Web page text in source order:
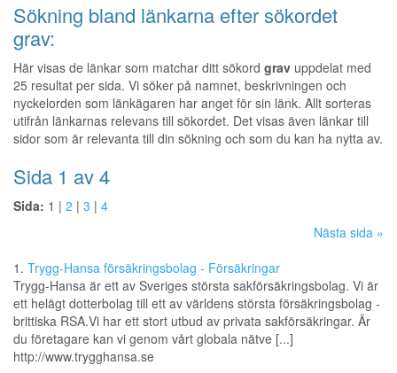
Sökning bland länkarna efter sökordet
grav:
Här visas de länkar som matchar ditt sökord grav uppdelat med
25 resultat per sida. Vi söker på namnet, beskrivningen och
nyckelorden som länkägaren har anget för sin länk. Allt sorteras
utifrån länkarnas relevans till sökordet. Det visas även länkar till
sidor som är relevanta till din sökning och som du kan ha nytta av.
Sida 1 av 4
Sida: 1 | 2 | 3 | 4
Nästa sida »
1. Trygg-Hansa försäkringsbolag - Försäkringar
Trygg-Hansa är ett av Sveriges största sakförsäkringsbolag. Vi är
ett helägt dotterbolag till ett av världens största försäkringsbolag -
brittiska RSA.Vi har ett stort utbud av privata sakförsäkringar. Är
du företagare kan vi genom vårt globala nätve [...]
http://www.trygghansa.se